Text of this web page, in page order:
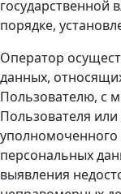
государственной
порядке,
Оператор
данных,
Пользователю, с
Пользователя или
уполномоченного
персональных
выявления